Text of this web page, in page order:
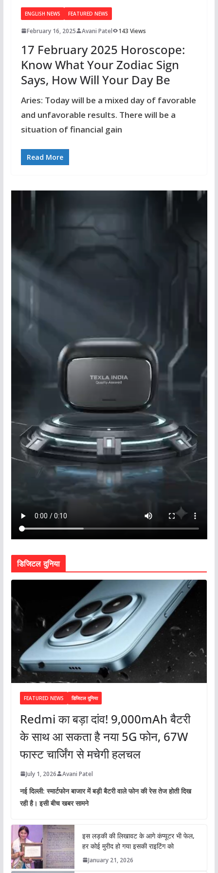
ENGLISH NEWS FEATURED NEWS
February 16, 2025 Avani Patel 143 Views
17 February 2025 Horoscope:
Know What Your Zodiac Sign
Says, How Will Your Day Be
Aries: Today will be a mixed day of favorable
and unfavorable results. There will be a
situation of financial gain
Read More
डिजिटल दुनिया
FEATURED NEWS डिजिटल दुनिया
Redmi का बड़ा दांव! 9,000mAh बैटरी
के साथ आ सकता है नया 5G फोन, 67W
फास्ट चार्जिंग से मचेगी हलचल
July 1, 2026 Avani Patel
नई दिल्ली: स्मार्टफोन बाजार में बड़ी बैटरी वाले फोन की रेस तेज होती दिख
रही है। इसी बीच खबर सामने
इस लड़की की लिखावट के आगे कंप्यूटर भी फेल,
हर कोई मुरीद हो गया इसकी राइटिंग को
January 21, 2026